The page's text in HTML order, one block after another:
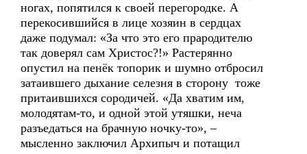
ногах, попятился к своей перегородке. А
перекосившийся в лице хозяин в сердцах
даже подумал: «За что это его прародителю
так доверял сам Христос?!» Растерянно
опустил на пенёк топорик и шумно отбросил
затаившего дыхание селезня в сторону тоже
притаившихся сородичей. «Да хватим им,
молодятам-то, и одной этой утяшки, неча
разъедаться на брачную ночку-то», –
мысленно заключил Архипыч и потащил